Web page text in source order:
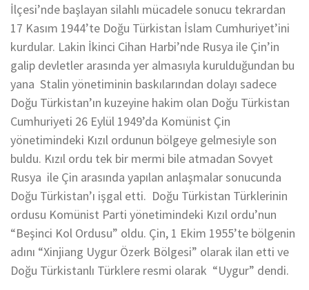
İlçesi’nde başlayan silahlı mücadele sonucu tekrardan
17 Kasım 1944’te Doğu Türkistan İslam Cumhuriyet’ini
kurdular. Lakin İkinci Cihan Harbi’nde Rusya ile Çin’in
galip devletler arasında yer almasıyla kurulduğundan bu
yana Stalin yönetiminin baskılarından dolayı sadece
Doğu Türkistan’ın kuzeyine hakim olan Doğu Türkistan
Cumhuriyeti 26 Eylül 1949’da Komünist Çin
yönetimindeki Kızıl ordunun bölgeye gelmesiyle son
buldu. Kızıl ordu tek bir mermi bile atmadan Sovyet
Rusya ile Çin arasında yapılan anlaşmalar sonucunda
Doğu Türkistan’ı işgal etti. Doğu Türkistan Türklerinin
ordusu Komünist Parti yönetimindeki Kızıl ordu’nun
“Beşinci Kol Ordusu” oldu. Çin, 1 Ekim 1955’te bölgenin
adını “Xinjiang Uygur Özerk Bölgesi” olarak ilan etti ve
Doğu Türkistanlı Türklere resmi olarak “Uygur” dendi.